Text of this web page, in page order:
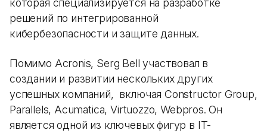
решений по интегрированной
кибербезопасности и защите данных.
Помимо Acronis, Serg Bell участвовал в
создании и развитии нескольких других
успешных компаний, включая Constructor Group,
Parallels, Acumatica, Virtuozzo, Webpros. Он
является одной из ключевых фигур в IT-